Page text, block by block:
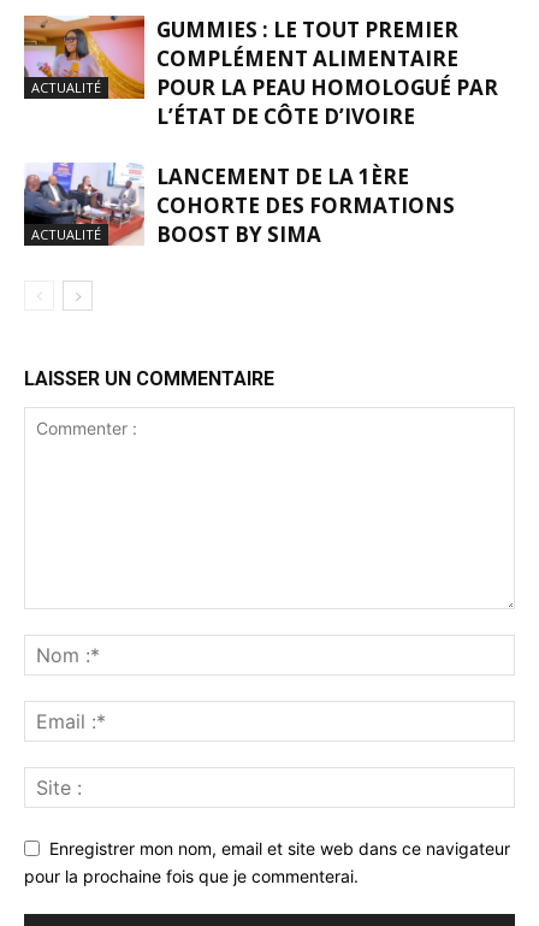
ACTUALITÉ
GUMMIES : LE TOUT PREMIER
COMPLÉMENT ALIMENTAIRE
POUR LA PEAU HOMOLOGUÉ PAR
L’ÉTAT DE CÔTE D’IVOIRE
ACTUALITÉ
LANCEMENT DE LA 1ÈRE
COHORTE DES FORMATIONS
BOOST BY SIMA
LAISSER UN COMMENTAIRE
Enregistrer mon nom, email et site web dans ce navigateur
pour la prochaine fois que je commenterai.